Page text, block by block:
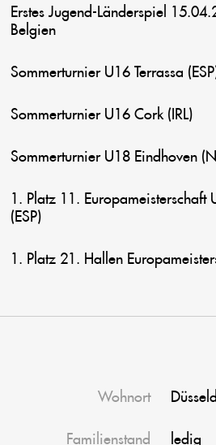
Erstes Jugend-Länderspiel
Belgien
Sommerturnier U16 Terrassa
Sommerturnier U16 Cork (IRL)
Sommerturnier U18 Eindhoven
1. Platz 11.
(ESP)
1. Platz 21. Hallen
Wohnort
Familienstand ledig